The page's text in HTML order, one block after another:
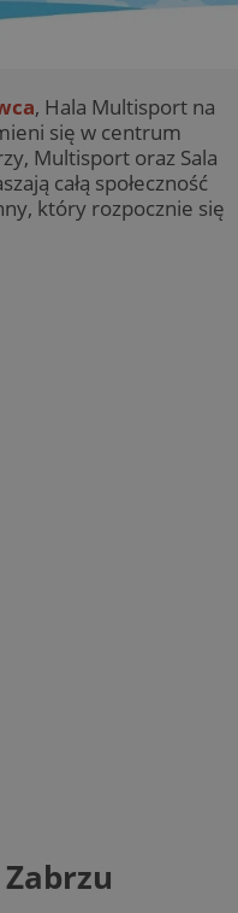
, Hala Multisport na
się w centrum
Multisport oraz Sala
całą społeczność
który rozpocznie się